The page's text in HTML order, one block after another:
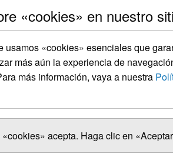
«cookies» en nuestro
usamos «cookies» esenciales que
más aún la experiencia de
más información, vaya a nuestra
acepta. Haga clic en